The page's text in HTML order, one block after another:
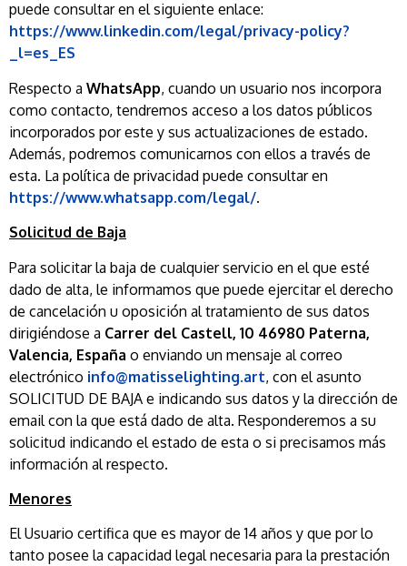
puede consultar en el siguiente enlace:
https://www.linkedin.com/legal/privacy-policy?
_l=es_ES
Respecto a WhatsApp, cuando un usuario nos incorpora
como contacto, tendremos acceso a los datos públicos
incorporados por este y sus actualizaciones de estado.
Además, podremos comunicarnos con ellos a través de
esta. La política de privacidad puede consultar en
https://www.whatsapp.com/legal/.
Solicitud de Baja
Para solicitar la baja de cualquier servicio en el que esté
dado de alta, le informamos que puede ejercitar el derecho
de cancelación u oposición al tratamiento de sus datos
dirigiéndose a Carrer del Castell, 10 46980 Paterna,
Valencia, España o enviando un mensaje al correo
electrónico info@matisselighting.art, con el asunto
SOLICITUD DE BAJA e indicando sus datos y la dirección de
email con la que está dado de alta. Responderemos a su
solicitud indicando el estado de esta o si precisamos más
información al respecto.
Menores
El Usuario certifica que es mayor de 14 años y que por lo
tanto posee la capacidad legal necesaria para la prestación